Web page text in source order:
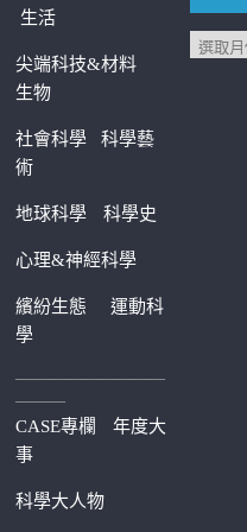
生活
尖端科技&材料
生物
社會科學科學藝
術
地球科學 科學史
心理&神經科學
繽紛生態運動科
學
—————————
———
CASE專欄
年度大
事
科學大人物